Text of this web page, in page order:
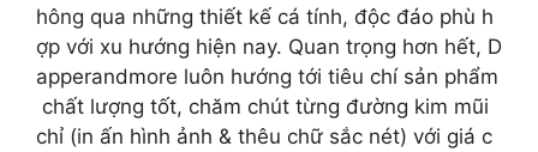
hông qua những thiết kế cá tính, độc đáo phù h
ợp với xu hướng hiện nay. Quan trọng hơn hết, D
apperandmore luôn hướng tới tiêu chí sản phẩm
chất lượng tốt, chăm chút từng đường kim mũi
chỉ (in ấn hình ảnh & thêu chữ sắc nét) với giá c